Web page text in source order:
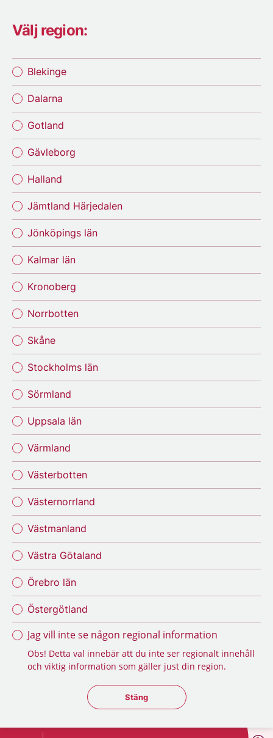
Välj region:
Blekinge
Dalarna
Gotland
Gävleborg
Halland
Jämtland Härjedalen
Jönköpings län
Kalmar län
Kronoberg
Norrbotten
Skåne
Stockholms län
Sörmland
Uppsala län
Värmland
Västerbotten
Västernorrland
Västmanland
Västra Götaland
Örebro län
Östergötland
Jag vill inte se någon regional information
Obs! Detta val innebär att du inte ser regionalt innehåll
och viktig information som gäller just din region.
Stäng regionsväljaren
Stäng